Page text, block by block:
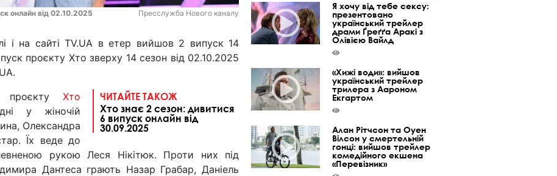
онлайн від 02.10.2025 Пресслужба Нового каналу
і на сайті TV.UA в етер вийшов 2 випуск 14
проєкту Хто зверху 14 сезон від 02.10.2025
ЧИТАЙТЕ ТАКОЖ
Хто знає 2 сезон: дивитися
6 випуск онлайн від
30.09.2025
проєкту Хто
у жіночій
Олександра
Їх веде до
рукою Леся Нікітюк. Проти них під
Дантеса грають Назар Грабар, Даніель
Я хочу від тебе сексу:
презентовано
український трейлер
драми Ґреґґа Аракі з
Олівією Вайлд
«Хижі води»: вийшов
український трейлер
трилера з Аароном
Екгартом
Алан Рітчсон та Оуен
Вілсон у смертельній
гонці: вийшов трейлер
комедійного екшена
«Перевізник»